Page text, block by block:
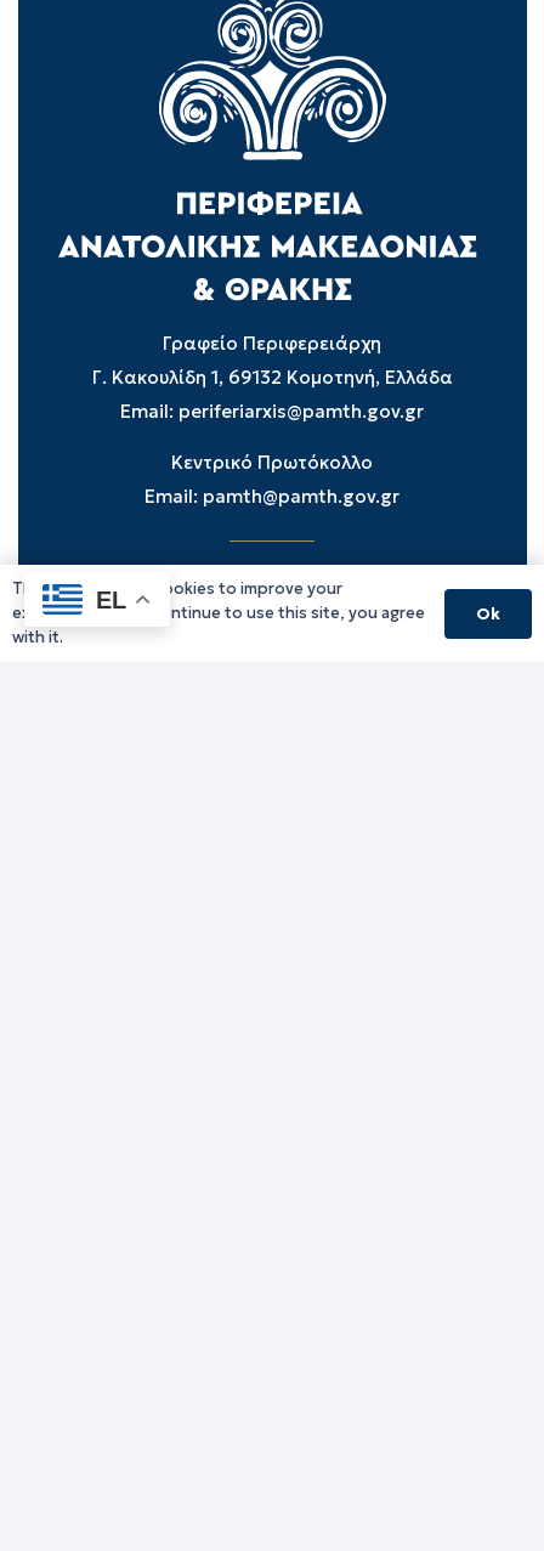
Γραφείο Περιφερειάρχη
Γ. Κακουλίδη 1, 69132 Κομοτηνή, Ελλάδα
Email: periferiarxis@pamth.gov.gr
Κεντρικό Πρωτόκολλο
Email: pamth@pamth.gov.gr
Υπηρεσίες Δράμας
Υπηρεσίες Καβάλας
EL
This website uses cookies to improve your
experience. If you continue to use this site, you agree
with it.
Ok